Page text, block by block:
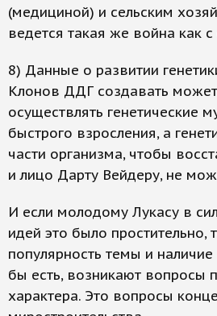
(медициной) и сельским
ведется такая же война как с
8) Данные о развитии
Клонов ДДГ создавать
осуществлять генетические
быстрого взросления, а
части организма, чтобы
и лицо Дарту Вейдеру, не
И если молодому Лукасу в
идей это было простительно,
популярность темы и
бы есть, возникают вопросы
характера. Это вопросы